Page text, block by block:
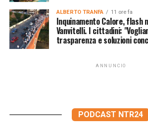
ALBERTO TRANFA 11 ore fa
Inquinamento Calore, flash
Vanvitelli. I cittadini:
trasparenza e soluzioni
ANNUNCIO
PODCAST NTR24